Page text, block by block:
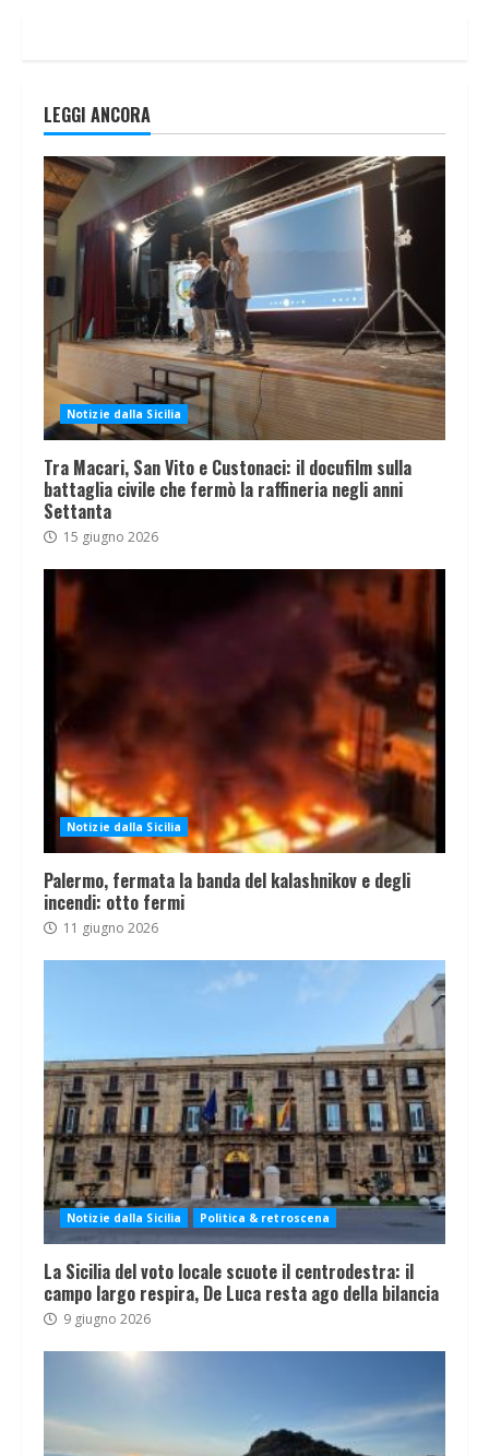
LEGGI ANCORA
Notizie dalla Sicilia
Tra Macari, San Vito e Custonaci: il docufilm sulla
battaglia civile che fermò la raffineria negli anni
Settanta
15 giugno 2026
Notizie dalla Sicilia
Palermo, fermata la banda del kalashnikov e degli
incendi: otto fermi
11 giugno 2026
Notizie dalla Sicilia Politica & retroscena
La Sicilia del voto locale scuote il centrodestra: il
campo largo respira, De Luca resta ago della bilancia
9 giugno 2026